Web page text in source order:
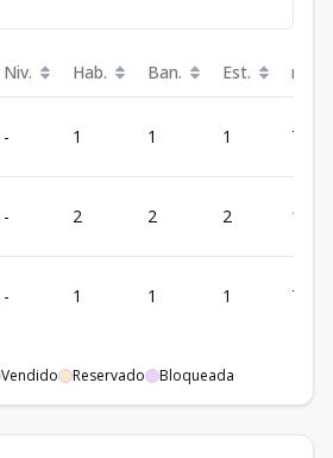
Niv. Hab. Ban. Est. m²
- 1 1 1 75
- 2 2 2
- 1 1 1 74.61
Vendido Reservado Bloqueada